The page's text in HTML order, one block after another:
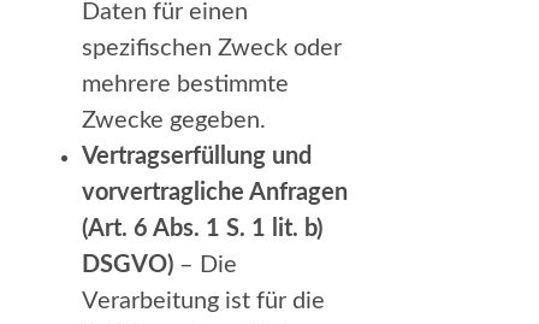
Daten für einen
spezifischen Zweck oder
mehrere bestimmte
Zwecke gegeben.
Vertragserfüllung und
vorvertragliche Anfragen
(Art. 6 Abs. 1 S. 1 lit. b)
DSGVO) – Die
Verarbeitung ist für die